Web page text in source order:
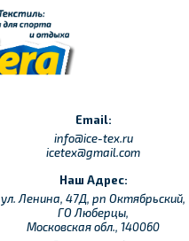
Email:
info@ice-tex.ru
icetex@gmail.com
Наш Адрес:
ул. Ленина, 47Д, рп Октябрьский,
ГО Люберцы,
Московская обл., 140060